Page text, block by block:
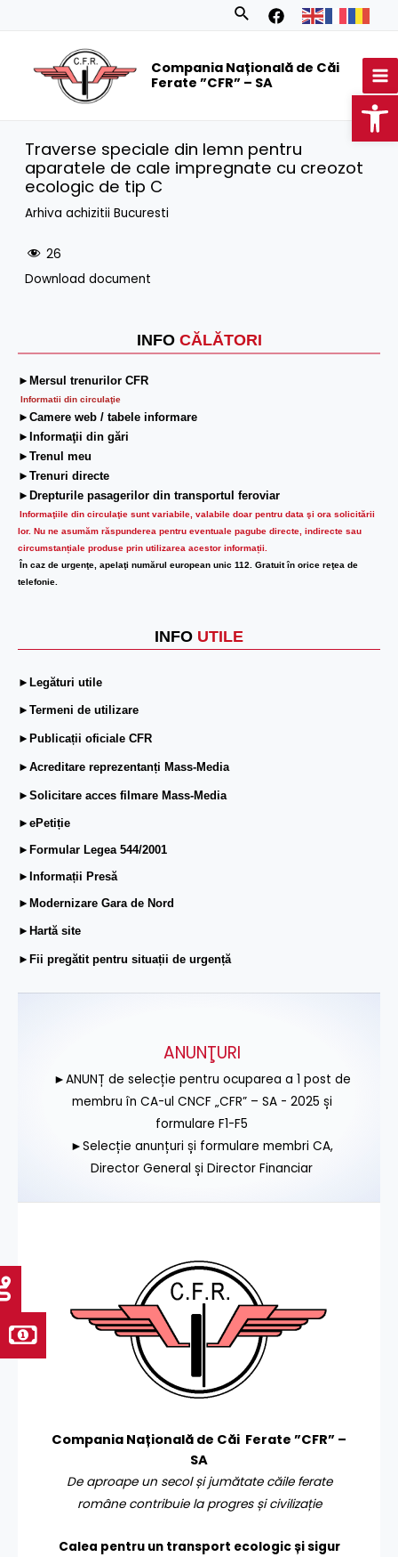
Search
Compania Națională de Căi
Ferate ”CFR” – SA
INFO CĂLĂTORI
►Mersul trenurilor CFR
Informatii din circulaţie
►Camere web / tabele informare
►Informaţii din gări
►Trenul meu
►Trenuri directe
►Drepturile pasagerilor din transportul feroviar
Informaţiile din circulaţie sunt variabile, valabile doar pentru data şi ora solicitării
lor. Nu ne asumăm răspunderea pentru eventuale pagube directe, indirecte sau
circumstanțiale produse prin utilizarea acestor informații.
În caz de urgenţe, apelaţi numărul european unic 112. Gratuit în orice reţea de
telefonie.
INFO UTILE
►Legături utile
►Termeni de utilizare
►Publicații oficiale CFR
►Acreditare reprezentanți Mass-Media
►Solicitare acces filmare Mass-Media
►ePetiție
►Formular Legea 544/2001
►Informații Presă
►Modernizare Gara de Nord
►Hartă site
►Fii pregătit pentru situații de urgență
Traverse speciale din lemn pentru
aparatele de cale impregnate cu creozot
ecologic de tip C
Arhiva achizitii Bucuresti
26
Download document
ANUNŢURI
►ANUNȚ de selecție pentru ocuparea a 1 post de
membru în CA-ul CNCF „CFR” – SA - 2025 și
formulare F1-F5
►Selecție anunțuri și formulare membri CA,
Director General și Director Financiar
Compania Națională de Căi Ferate ”CFR” –
SA
De aproape un secol și jumătate căile ferate
române contribuie la progres și civilizație
Calea pentru un transport ecologic și sigur